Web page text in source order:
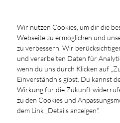
Wir nutzen Cookies, um dir die
Webseite zu ermöglichen und
zu verbessern. Wir
und verarbeiten Daten für
wenn du uns durch Klicken auf
Einverständnis gibst. Du kannst
Wirkung für die Zukunft
zu den Cookies und
dem Link „Details anzeigen“.